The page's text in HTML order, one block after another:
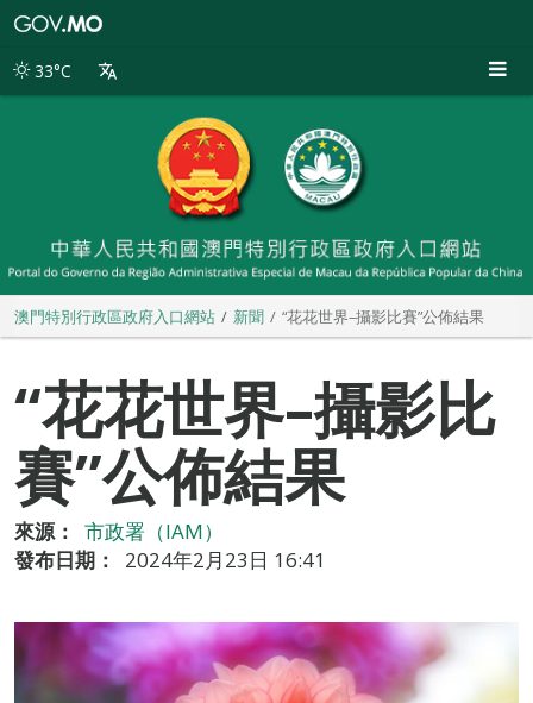
別
33°C
澳門特別行政區政府入口網站 新聞 “花花世界–攝影比賽”公佈結果
“花花世界–攝影比
賽”公佈結果
來源：
市政署（IAM）
發布日期：
2024年2月23日 16:41